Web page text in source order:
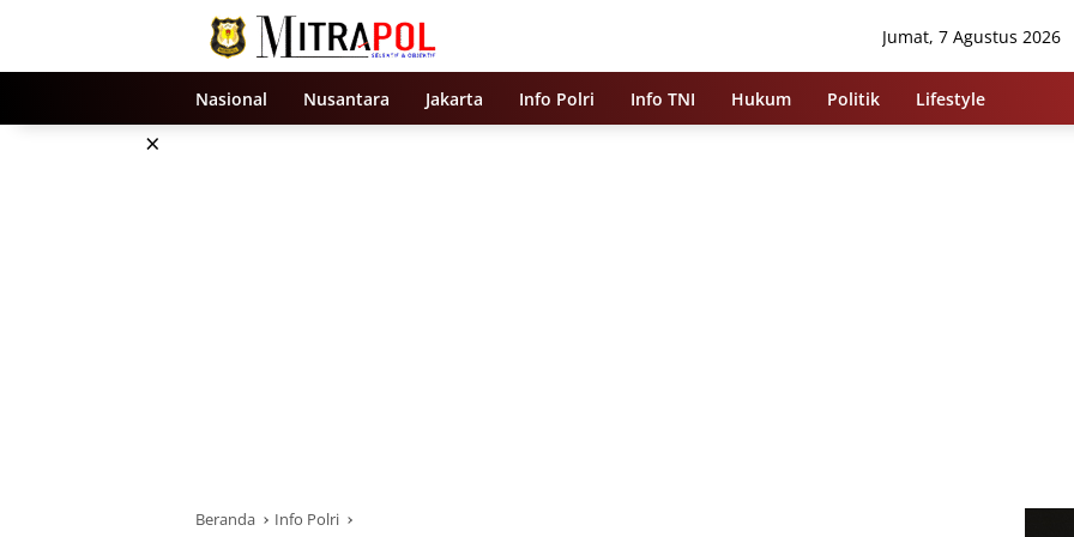
Jumat, 7 Agustus 2026
Nasional Nusantara Jakarta Info Polri Info TNI Hukum Politik Lifestyle
×
Beranda Info Polri